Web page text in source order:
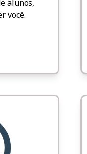
alunos,
você.